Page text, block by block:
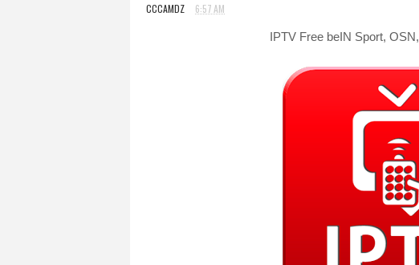
CCCAMDZ 6:57 AM
IPTV Free beIN Sport,